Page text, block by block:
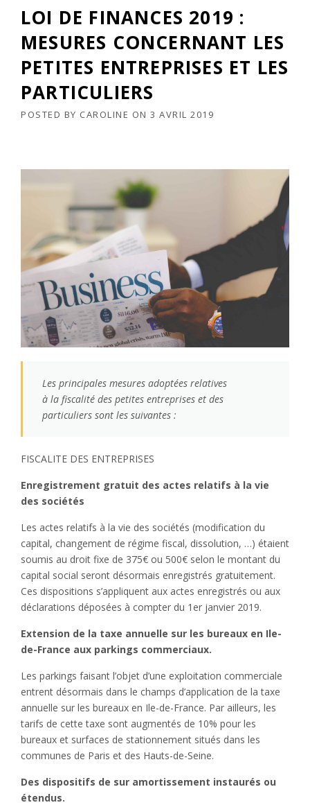
LOI DE FINANCES 2019 :
MESURES CONCERNANT LES
PETITES ENTREPRISES ET LES
PARTICULIERS
POSTED BY CAROLINE ON 3 AVRIL 2019
Les principales mesures adoptées relatives
à la fiscalité des petites entreprises et des
particuliers sont les suivantes :
FISCALITE DES ENTREPRISES
Enregistrement gratuit des actes relatifs à la vie
des sociétés
Les actes relatifs à la vie des sociétés (modification du
capital, changement de régime fiscal, dissolution, …) étaient
soumis au droit fixe de 375€ ou 500€ selon le montant du
capital social seront désormais enregistrés gratuitement.
Ces dispositions s’appliquent aux actes enregistrés ou aux
déclarations déposées à compter du 1er janvier 2019.
Extension de la taxe annuelle sur les bureaux en Ile-
de-France aux parkings commerciaux.
Les parkings faisant l’objet d’une exploitation commerciale
entrent désormais dans le champs d’application de la taxe
annuelle sur les bureaux en Ile-de-France. Par ailleurs, les
tarifs de cette taxe sont augmentés de 10% pour les
bureaux et surfaces de stationnement situés dans les
communes de Paris et des Hauts-de-Seine.
Des dispositifs de sur amortissement instaurés ou
étendus.